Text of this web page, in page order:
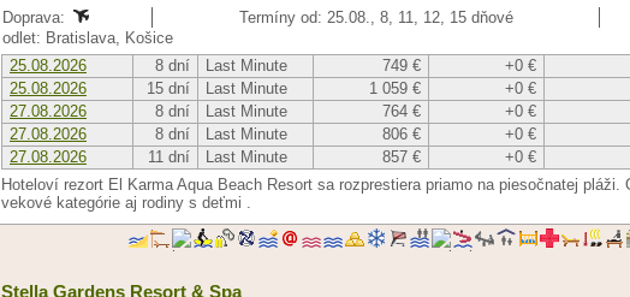
Doprava:
Termíny od: 25.08., 8, 11, 12, 15 dňové
odlet: Bratislava, Košice
25.08.2026
8 dní Last Minute 749 € +0 €
25.08.2026
15 dní Last Minute 1 059 € +0 €
27.08.2026
8 dní Last Minute 764 € +0 €
27.08.2026
8 dní Last Minute 806 € +0 €
27.08.2026
11 dní Last Minute 857 € +0 €
Hoteloví rezort El Karma Aqua Beach Resort sa rozprestiera priamo na piesočnatej pláži.
vekové kategórie aj rodiny s deťmi .
Stella Gardens Resort & Spa